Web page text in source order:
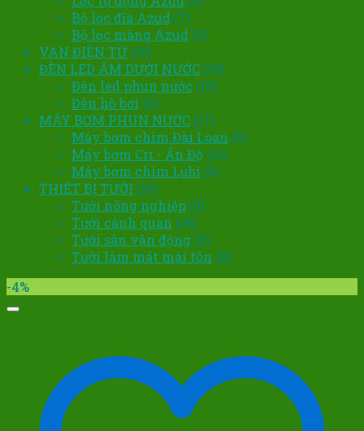
Bộ lọc đĩa Azud (7)
Bộ lọc màng Azud (3)
VAN ĐIỆN TỪ (10)
ĐÈN LED ÂM DƯỚI NƯỚC (15)
Đèn led phun nước (15)
Đèn hồ bơi (0)
MÁY BƠM PHUN NƯỚC (17)
Máy bơm chìm Đài Loan (5)
Máy bơm Cri - Ấn Độ (12)
Máy bơm chìm Lubi (0)
THIẾT BỊ TƯỚI (16)
Tưới nông nghiệp (0)
Tưới cảnh quan (16)
Tưới sân vận động (0)
Tưới làm mát mái tôn (0)
-4%